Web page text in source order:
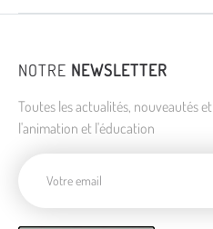
NOTRE NEWSLETTER
Toutes les actualités, nouveautés
l'animation et l'éducation